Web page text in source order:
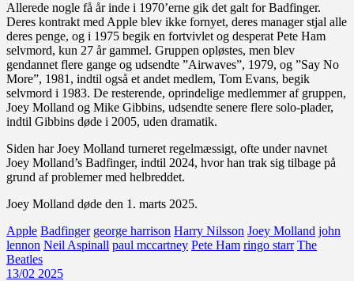
Allerede nogle få år inde i 1970’erne gik det galt for Badfinger.
Deres kontrakt med Apple blev ikke fornyet, deres manager stjal alle
deres penge, og i 1975 begik en fortvivlet og desperat Pete Ham
selvmord, kun 27 år gammel. Gruppen opløstes, men blev
gendannet flere gange og udsendte ”Airwaves”, 1979, og ”Say No
More”, 1981, indtil også et andet medlem, Tom Evans, begik
selvmord i 1983. De resterende, oprindelige medlemmer af gruppen,
Joey Molland og Mike Gibbins, udsendte senere flere solo-plader,
indtil Gibbins døde i 2005, uden dramatik.
Siden har Joey Molland turneret regelmæssigt, ofte under navnet
Joey Molland’s Badfinger, indtil 2024, hvor han trak sig tilbage på
grund af problemer med helbreddet.
Joey Molland døde den 1. marts 2025.
Apple Badfinger george harrison Harry Nilsson Joey Molland john
lennon Neil Aspinall paul mccartney Pete Ham ringo starr The
Beatles
13/02 2025